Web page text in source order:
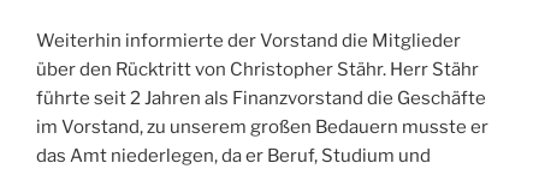
Weiterhin informierte der Vorstand die Mitglieder
über den Rücktritt von Christopher Stähr. Herr Stähr
führte seit 2 Jahren als Finanzvorstand die Geschäfte
im Vorstand, zu unserem großen Bedauern musste er
das Amt niederlegen, da er Beruf, Studium und